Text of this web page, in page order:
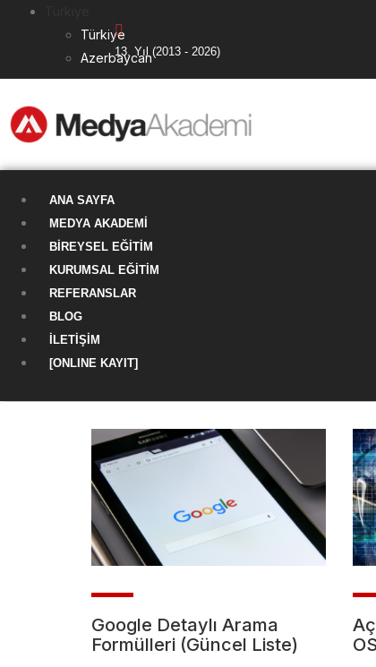
Türkiye
Azerbaycan13. Yıl (2013 - 2026)
ANA SAYFA
MEDYA AKADEMI
BIREYSEL EĞITIM
KURUMSAL EĞITIM
REFERANSLAR
BLOG
İLETIŞIM
[ONLINE KAYIT]
Google Detaylı Arama
Formülleri (Güncel Liste)